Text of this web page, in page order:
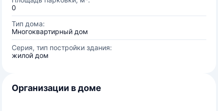
0
Тип дома:
Многоквартирный дом
Серия, тип постройки здания:
жилой дом
Организации в доме